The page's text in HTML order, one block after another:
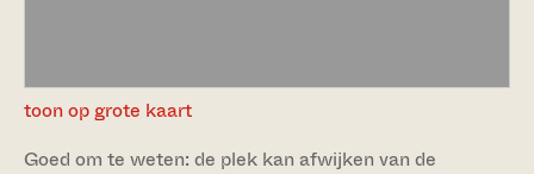
toon op grote kaart
Goed om te weten: de plek kan afwijken van de